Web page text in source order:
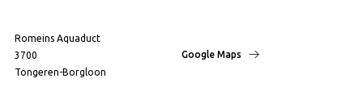
Romeins Aquaduct
3700
Tongeren-Borgloon
Google Maps